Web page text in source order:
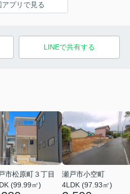
アプリで見る
LINEで共有する
市松原町３丁目
(99.99㎡)
瀬戸市小空町
4LDK (97.93㎡)